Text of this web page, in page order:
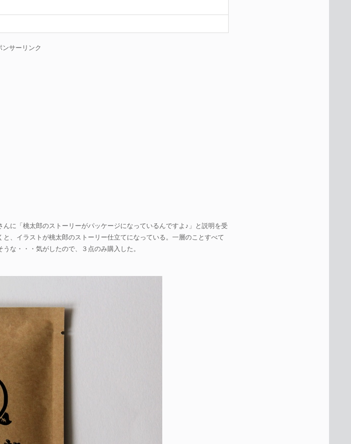
ンサーリンク
に「桃太郎のストーリーがパッケージになっているんですよ♪」と説明を受
、イラストが桃太郎のストーリー仕立てになっている。一層のことすべて
な・・・気がしたので、３点のみ購入した。